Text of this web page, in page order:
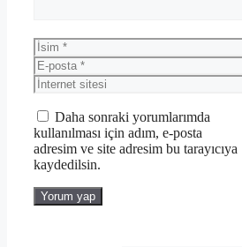
İsim
E-
posta
İnternet
sitesi
Daha sonraki yorumlarımda
kullanılması için adım, e-posta
adresim ve site adresim bu tarayıcıya
kaydedilsin.